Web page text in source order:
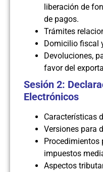
liberación de
de pagos.
Trámites
Domicilio fiscal
Devoluciones,
favor del
Sesión 2:
Electrónicos
Características
Versiones para
Procedimientos
impuestos
Aspectos